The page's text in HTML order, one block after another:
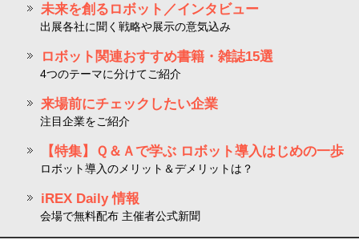
未来を創るロボット／インタビュー
出展各社に聞く戦略や展示の意気込み
ロボット関連おすすめ書籍・雑誌15選
4つのテーマに分けてご紹介
来場前にチェックしたい企業
注目企業をご紹介
【特集】Ｑ＆Ａで学ぶ ロボット導入はじめの一歩
ロボット導入のメリット＆デメリットは？
iREX Daily 情報
会場で無料配布 主催者公式新聞